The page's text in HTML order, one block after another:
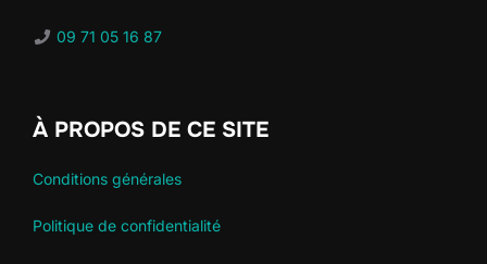
09 71 05 16 87
À PROPOS DE CE SITE
Conditions générales
Politique de confidentialité